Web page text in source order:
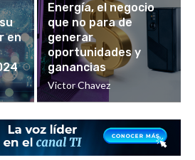
en
Energía, el negocio
que no para de
generar
oportunidades y
ganancias
Victor Chavez